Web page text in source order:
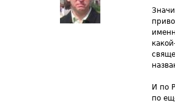
И по
по